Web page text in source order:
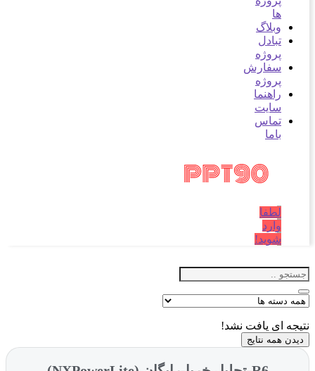
ها
وبلاگ
تبادل
پروژه
سفارش
پروژه
راهنما
سایت
تماس
باما
لطفا
وارد
شوید!
نتیجه ای یافت نشد!
دیدن همه نتایج